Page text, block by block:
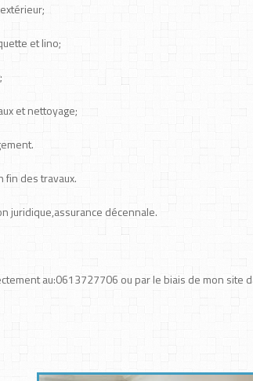
et lino;
et nettoyage;
fin des travaux.
juridique,assurance décennale.
au:0613727706 ou par le biais de mon site